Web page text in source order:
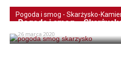
Pogoda i smog - Skarżysko-
Pogoda i smog –
26 marca 2020